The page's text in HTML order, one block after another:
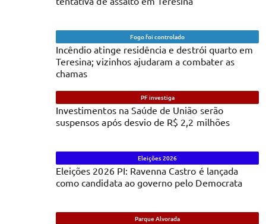
Fogo foi controlado
Incêndio atinge residência e destrói quarto em
Teresina; vizinhos ajudaram a combater as
chamas
PF investiga
Investimentos na Saúde de União serão
suspensos após desvio de R$ 2,2 milhões
Eleições 2026
Eleições 2026 PI: Ravenna Castro é lançada
como candidata ao governo pelo Democrata
Parque Alvorada